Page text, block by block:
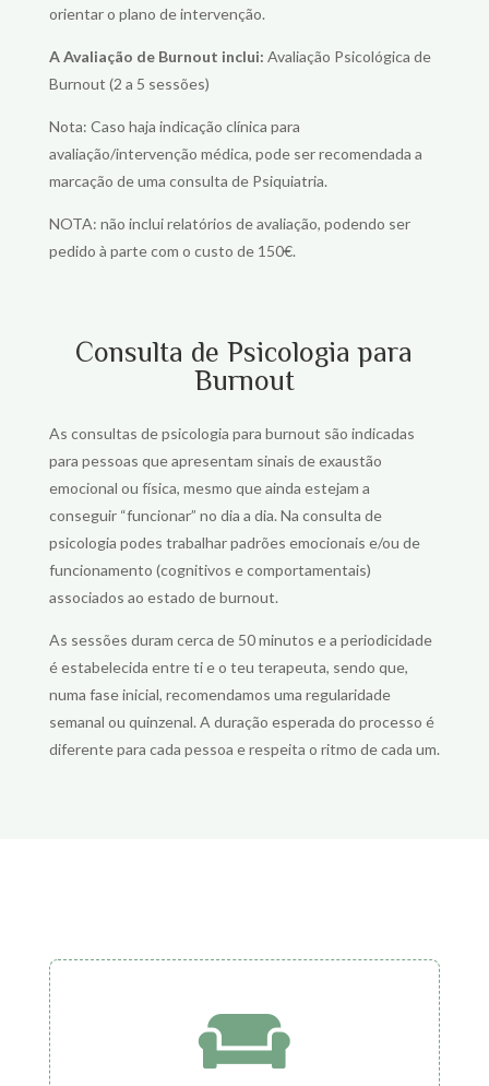
orientar o plano de intervenção.
A Avaliação de Burnout inclui: Avaliação Psicológica de
Burnout (2 a 5 sessões)
Nota: Caso haja indicação clínica para
avaliação/intervenção médica, pode ser recomendada a
marcação de uma consulta de Psiquiatria.
NOTA: não inclui relatórios de avaliação, podendo ser
pedido à parte com o custo de 150€.
Consulta de Psicologia para
Burnout
As consultas de psicologia para burnout são indicadas
para pessoas que apresentam sinais de exaustão
emocional ou física, mesmo que ainda estejam a
conseguir “funcionar” no dia a dia. Na consulta de
psicologia podes trabalhar padrões emocionais e/ou de
funcionamento (cognitivos e comportamentais)
associados ao estado de burnout.
As sessões duram cerca de 50 minutos e a periodicidade
é estabelecida entre ti e o teu terapeuta, sendo que,
numa fase inicial, recomendamos uma regularidade
semanal ou quinzenal. A duração esperada do processo é
diferente para cada pessoa e respeita o ritmo de cada um.
